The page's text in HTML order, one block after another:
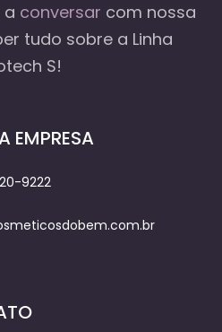
a conversar com nossa
tudo sobre a Linha
S!
EMPRESA
9222